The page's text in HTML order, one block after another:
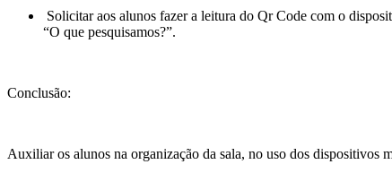
Solicitar aos alunos fazer a leitura do Qr Code com o
“O que pesquisamos?”.
Conclusão:
Auxiliar os alunos na organização da sala, no uso dos dispositivos